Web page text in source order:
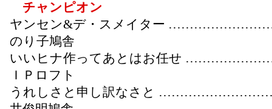
チャンピオン
ヤンセン&デ・スメイター
のり子鳩舎
いいヒナ作ってあとはお任せ
ＩＰロフト
うれしさと申し訳なさと